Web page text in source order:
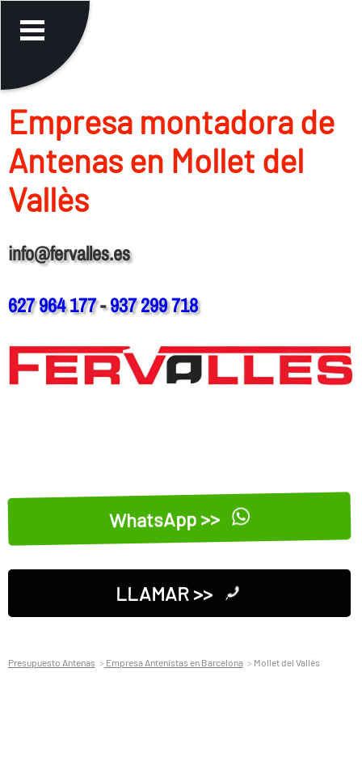
Empresa montadora de
Antenas en Mollet del
Vallès
info@fervalles.es
627 964 177-937 299 718
WhatsApp >>
LLAMAR >>
Presupuesto Antenas Empresa Antenistas en Barcelona Mollet del Vallès